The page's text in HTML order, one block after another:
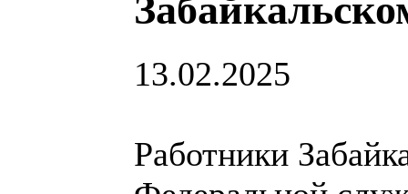
13.02.2025
Работники